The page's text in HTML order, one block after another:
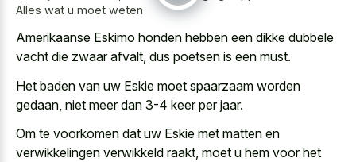
Alles wat u moet weten
Amerikaanse Eskimo honden hebben een dikke dubbele
vacht die zwaar afvalt, dus poetsen is een must.
Het baden van uw Eskie moet spaarzaam worden
gedaan, niet meer dan 3-4 keer per jaar.
Om te voorkomen dat uw Eskie met matten en
verwikkelingen verwikkeld raakt, moet u hem voor het